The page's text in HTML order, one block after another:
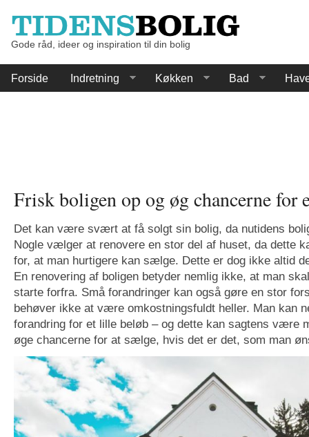
Gode råd, ideer og inspiration til din bolig
Forside Indretning Køkken Bad
Frisk boligen op og øg chancerne for
Det kan være svært at få solgt sin bolig, da nutidens
Nogle vælger at renovere en stor del af huset, da dette
for, at man hurtigere kan sælge. Dette er dog ikke altid
En renovering af boligen betyder nemlig ikke, at man
starte forfra. Små forandringer kan også gøre en stor
behøver ikke at være omkostningsfuldt heller. Man kan
forandring for et lille beløb – og dette kan sagtens være
øge chancerne for at sælge, hvis det er det, som man